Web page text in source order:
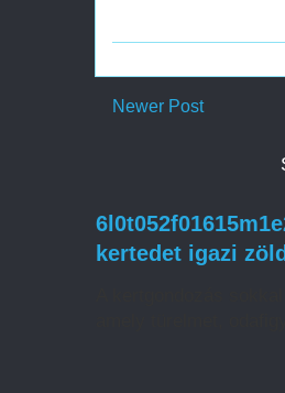
Newer Post
kertedet igazi